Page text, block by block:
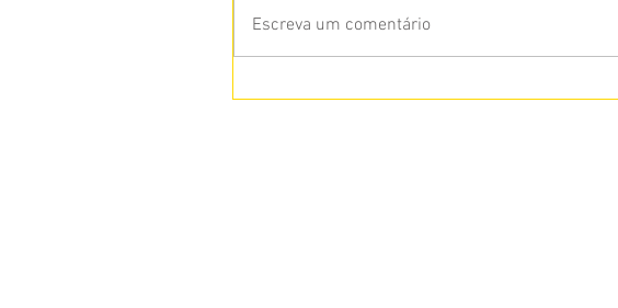
Escreva um comentário